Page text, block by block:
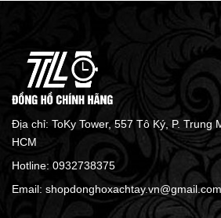
Địa chỉ: ToKy Tower, 557 Tô Ký, P. Trung
HCM
Hotline: 0932738375
Email: shopdonghoxachtay.vn@gmail.com